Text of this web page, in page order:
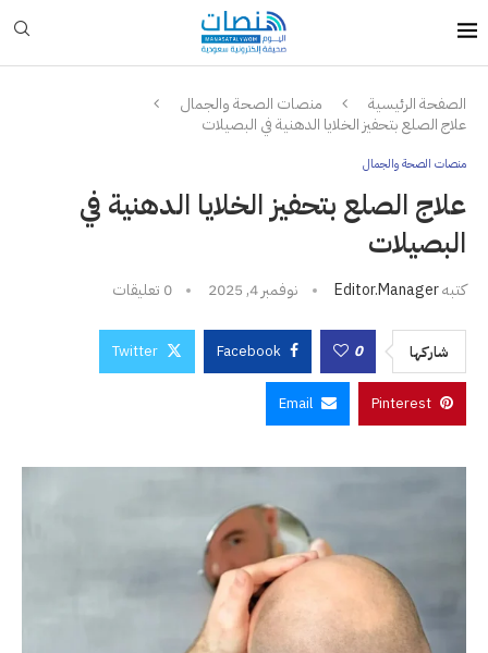
الصفحة الرئيسية
منصات الصحة والجمال
علاج الصلع بتحفيز الخلايا الدهنية في البصيلات
منصات الصحة والجمال
علاج الصلع بتحفيز الخلايا الدهنية في
البصيلات
كتبهEditor.manager نوفمبر 4, 2025 0 تعليقات
شاركها 0
Facebook
Twitter
Pinterest
Email